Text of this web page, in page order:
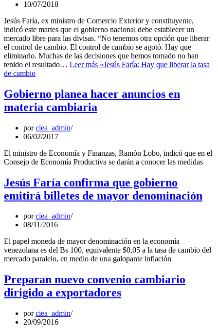
10/07/2018
Jesús Faría, ex ministro de Comercio Exterior y constituyente,
indicó este martes que el gobierno nacional debe establecer un
mercado libre para las divisas. “No tenemos otra opción que liberar
el control de cambio. El control de cambio se agotó. Hay que
eliminarlo. Muchas de las decisiones que hemos tomado no han
tenido el resultado… Leer más »Jesús Faría: Hay que liberar la tasa
de cambio
Gobierno planea hacer anuncios en
materia cambiaria
porciea_admin
06/02/2017
El ministro de Economía y Finanzas, Ramón Lobo, indicó que en el
Consejo de Economía Productiva se darán a conocer las medidas
Jesús Faría confirma que gobierno
emitirá billetes de mayor denominación
porciea_admin
08/11/2016
El papel moneda de mayor denominación en la economía
venezolana es del Bs 100, equivalente $0,05 a la tasa de cambio del
mercado paralelo, en medio de una galopante inflación
Preparan nuevo convenio cambiario
dirigido a exportadores
porciea_admin
20/09/2016